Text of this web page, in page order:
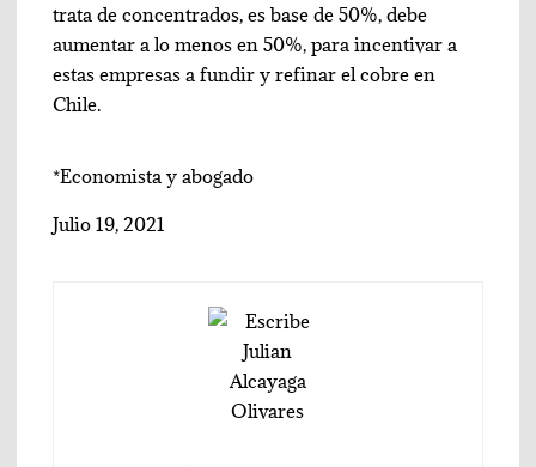
trata de concentrados, es base de 50%, debe
aumentar a lo menos en 50%, para incentivar a
estas empresas a fundir y refinar el cobre en
Chile.
*Economista y abogado
Julio 19, 2021